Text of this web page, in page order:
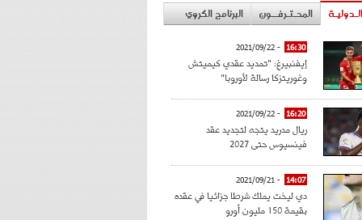
المحـتـرفــون البرنامج الكروي
16:30
- 2021/09/22
إيفنبيرغ: "تمديد عقدي كيميتش
وغوريتزكا رسالة لأوروبا"
16:20
- 2021/09/22
ريال مدريد يتجه لتجديد عقد
فينسيوس حتى 2027
14:07
- 2021/09/21
دي ليخت يملك شرطا جزائيا في عقده
بقيمة 150 مليون أورو